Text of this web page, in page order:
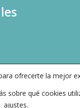
ofrecerte la mejor
sobre qué cookies
ajustes.